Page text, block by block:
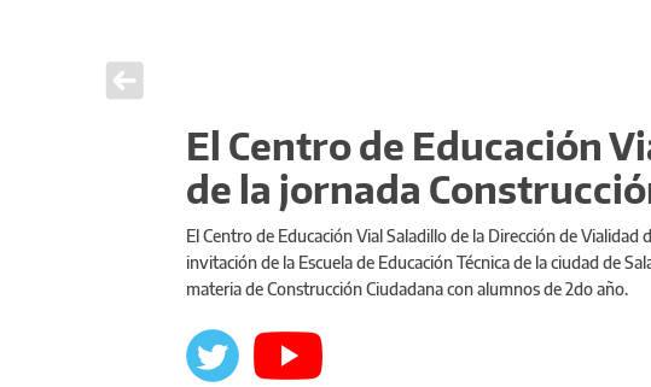
El Centro de Educación
de la jornada
El Centro de Educación Vial Saladillo de la Dirección de
invitación de la Escuela de Educación Técnica de la ciudad de
materia de Construcción Ciudadana con alumnos de 2do año.